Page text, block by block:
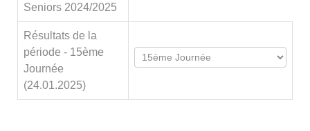
Seniors 2024/2025
Résultats de la
période - 15ème
Journée
(24.01.2025)